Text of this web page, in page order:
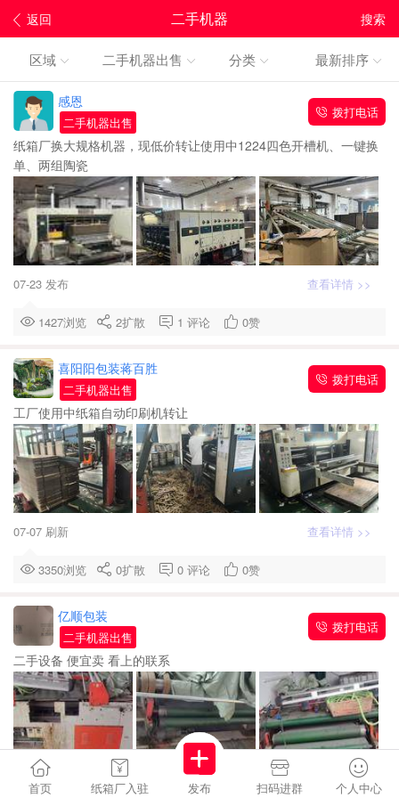
返回 搜索
二手机器
区域 二手机器出售 分类 最新排序
感恩
二手机器出售
拨打电话
纸箱厂换大规格机器，现低价转让使用中1224四色开槽机、一键换
单、两组陶瓷
07-23 发布 查看详情 >>
1427浏览 2扩散 1 评论 0赞
喜阳阳包装蒋百胜
二手机器出售
拨打电话
工厂使用中纸箱自动印刷机转让
07-07 刷新 查看详情 >>
3350浏览 0扩散 0 评论 0赞
亿顺包装
二手机器出售
拨打电话
二手设备 便宜卖 看上的联系
首页 纸箱厂入驻 发布 扫码进群 个人中心